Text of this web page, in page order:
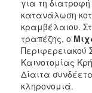
για τη
κατανάλωση
κραμβέλαιου.
τραπέζης, ο
Περιφερειακού
Καινοτομίας
Δίαιτα
κληρονομιά.